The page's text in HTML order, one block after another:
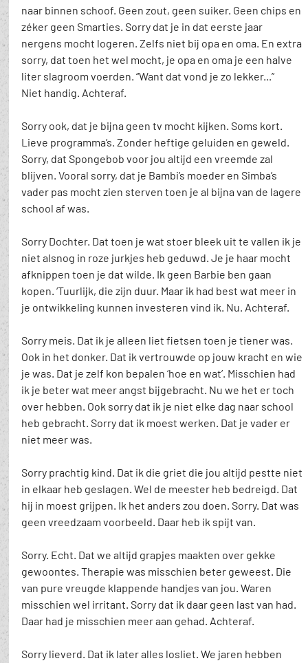
naar binnen schoof. Geen zout, geen suiker. Geen chips en
zéker geen Smarties. Sorry dat je in dat eerste jaar
nergens mocht logeren. Zelfs niet bij opa en oma. En extra
sorry, dat toen het wel mocht, je opa en oma je een halve
liter slagroom voerden. “Want dat vond je zo lekker...”
Niet handig. Achteraf.
Sorry ook, dat je bijna geen tv mocht kijken. Soms kort.
Lieve programma’s. Zonder heftige geluiden en geweld.
Sorry, dat Spongebob voor jou altijd een vreemde zal
blijven. Vooral sorry, dat je Bambi’s moeder en Simba’s
vader pas mocht zien sterven toen je al bijna van de lagere
school af was.
Sorry Dochter. Dat toen je wat stoer bleek uit te vallen ik je
niet alsnog in roze jurkjes heb geduwd. Je je haar mocht
afknippen toen je dat wilde. Ik geen Barbie ben gaan
kopen. ‘Tuurlijk, die zijn duur. Maar ik had best wat meer in
je ontwikkeling kunnen investeren vind ik. Nu. Achteraf.
Sorry meis. Dat ik je alleen liet fietsen toen je tiener was.
Ook in het donker. Dat ik vertrouwde op jouw kracht en wie
je was. Dat je zelf kon bepalen ‘hoe en wat’. Misschien had
ik je beter wat meer angst bijgebracht. Nu we het er toch
over hebben. Ook sorry dat ik je niet elke dag naar school
heb gebracht. Sorry dat ik moest werken. Dat je vader er
niet meer was.
Sorry prachtig kind. Dat ik die griet die jou altijd pestte niet
in elkaar heb geslagen. Wel de meester heb bedreigd. Dat
hij in moest grijpen. Ik het anders zou doen. Sorry. Dat was
geen vreedzaam voorbeeld. Daar heb ik spijt van.
Sorry. Echt. Dat we altijd grapjes maakten over gekke
gewoontes. Therapie was misschien beter geweest. Die
van pure vreugde klappende handjes van jou. Waren
misschien wel irritant. Sorry dat ik daar geen last van had.
Daar had je misschien meer aan gehad. Achteraf.
Sorry lieverd. Dat ik later alles losliet. We jaren hebben